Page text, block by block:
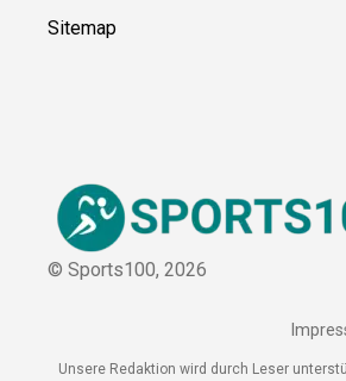
Sitemap
© Sports100, 2026
Unsere Redaktion wird durch Leser